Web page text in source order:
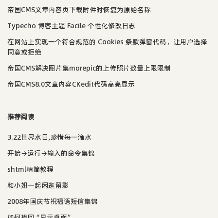
帝国CMS文章内容页下载附件时恢复为原始名称
Typecho 博客主题 Facile 个性化修改日志
在网站上实现一个符合规范的 Cookies 条款弹窗代码，让用户选择
同意或拒绝
帝国CMS解决图片集morepic的上传照片数量上限限制
帝国CMS8.0文章内容CKedit代码高亮显示
推荐阅读
3.22世界水日,珍惜每一滴水
开始→运行→输入的命令集锦
shtml精简教程
和小妞一起闲逛留影
2008年国庆节祝福语短信集锦